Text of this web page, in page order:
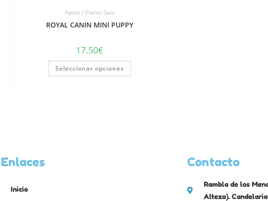
Perros / Pienso Seco
ROYAL CANIN MINI PUPPY
17.50€
Seleccionar opciones
Enlaces
Inicio
Contacto
Rambla de los
Alteza). Candelaria